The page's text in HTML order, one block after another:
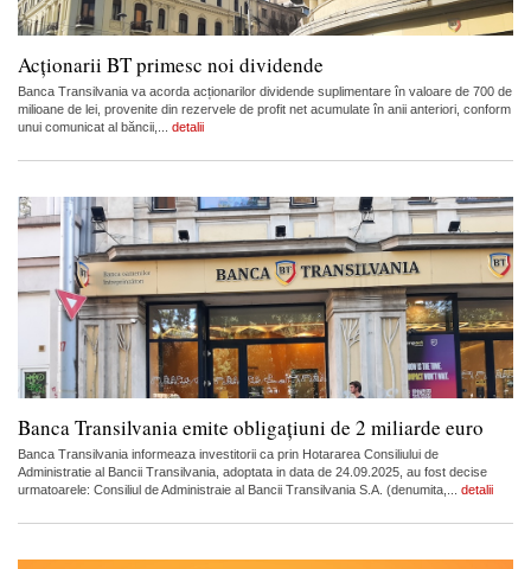
Acționarii BT primesc noi dividende
Banca Transilvania va acorda acționarilor dividende suplimentare în valoare de 700 de
milioane de lei, provenite din rezervele de profit net acumulate în anii anteriori, conform
unui comunicat al băncii,... detalii
Banca Transilvania emite obligațiuni de 2 miliarde euro
Banca Transilvania informeaza investitorii ca prin Hotararea Consiliului de
Administratie al Bancii Transilvania, adoptata in data de 24.09.2025, au fost decise
urmatoarele: Consiliul de Administraie al Bancii Transilvania S.A. (denumita,... detalii